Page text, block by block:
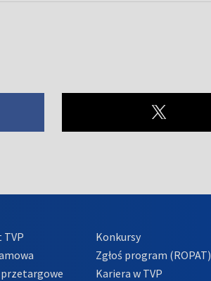
przetargowe
Konkursy
Zgłoś program (ROPAT)
Kariera w TVP